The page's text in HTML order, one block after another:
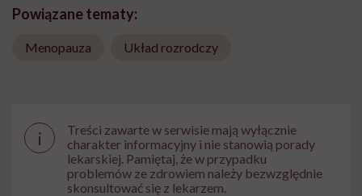
Powiązane tematy:
Menopauza Układ rozrodczy
i
Treści zawarte w serwisie mają wyłącznie
charakter informacyjny i nie stanowią porady
lekarskiej. Pamiętaj, że w przypadku
problemów ze zdrowiem należy bezwzględnie
skonsultować się z lekarzem.